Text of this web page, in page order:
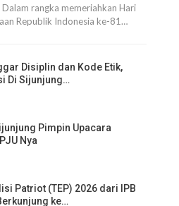
rangka memeriahkan Hari
Republik Indonesia ke-81…
Disiplin dan Kode Etik,
Di Sijunjung…
Pimpin Upacara
Nya
Patriot (TEP) 2026 dari IPB
ke…